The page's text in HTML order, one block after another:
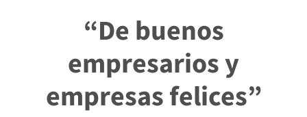
“De buenos
empresarios y
empresas felices”